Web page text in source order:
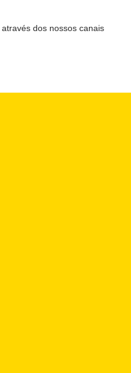
dos nossos canais